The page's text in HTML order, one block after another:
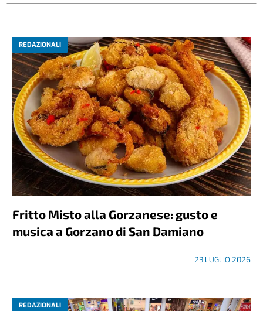
REDAZIONALI
Fritto Misto alla Gorzanese: gusto e
musica a Gorzano di San Damiano
23 LUGLIO 2026
REDAZIONALI